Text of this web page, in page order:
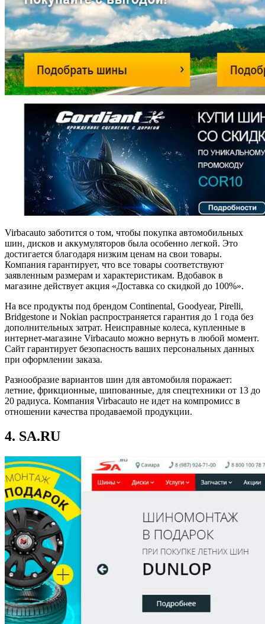
Virbacauto заботится о том, чтобы покупка автомобильных
шин, дисков и аккумуляторов была особенно легкой. Это
достигается благодаря низким ценам на свои товары.
Компания гарантирует, что все товары соответствуют
заявленным размерам и характеристикам. Вдобавок в
магазине действует акция «Доставка со скидкой до 100%».
На все продукты под брендом Continental, Goodyear, Pirelli,
Bridgestone и Nokian распространяется гарантия до 1 года без
дополнительных затрат. Неисправные колеса, купленные в
интернет-магазине Virbacauto можно вернуть в любой момент.
Сайт гарантирует безопасность ваших персональных данных
при оформлении заказа.
Разнообразие вариантов шин для автомобиля поражает:
летние, фрикционные, шипованные, для спецтехники от 13 до
20 радиуса. Компания Virbacauto не идет на компромисс в
отношении качества продаваемой продукции.
4. SA.RU